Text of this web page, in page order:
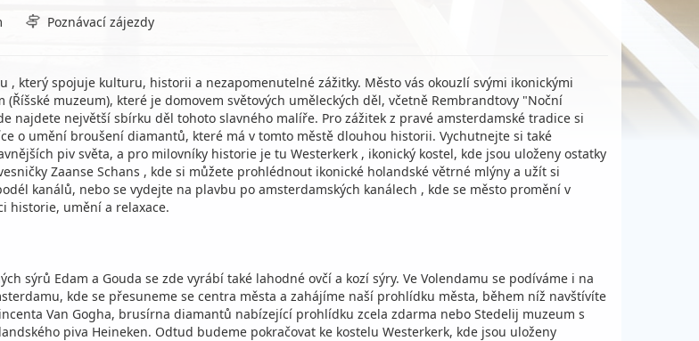
Poznávací zájezdy
který spojuje kulturu, historii a nezapomenutelné zážitky. Město vás okouzlí svými ikonickými
muzeum), které je domovem světových uměleckých děl, včetně Rembrandtovy "Noční
najdete největší sbírku děl tohoto slavného malíře. Pro zážitek z pravé amsterdamské tradice si
o umění broušení diamantů, které má v tomto městě dlouhou historii. Vychutnejte si také
piv světa, a pro milovníky historie je tu Westerkerk , ikonický kostel, kde jsou uloženy ostatky
Zaanse Schans , kde si můžete prohlédnout ikonické holandské větrné mlýny a užít si
kanálů, nebo se vydejte na plavbu po amsterdamských kanálech , kde se město promění v
historie, umění a relaxace.
sýrů Edam a Gouda se zde vyrábí také lahodné ovčí a kozí sýry. Ve Volendamu se podíváme i na
kde se přesuneme se centra města a zahájíme naší prohlídku města, během níž navštívíte
Van Gogha, brusírna diamantů nabízející prohlídku zcela zdarma nebo Stedelij muzeum s
piva Heineken. Odtud budeme pokračovat ke kostelu Westerkerk, kde jsou uloženy